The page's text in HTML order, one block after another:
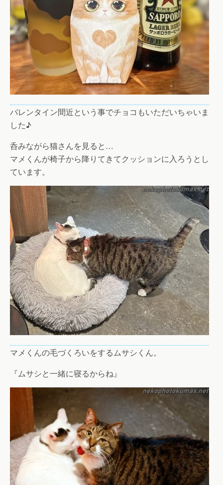
バレンタイン間近という事でチョコもいただいちゃいま
した♪
呑みながら猫さんを見ると…
マメくんが椅子から降りてきてクッションに入ろうとし
ています。
マメくんの毛づくろいをするムサシくん。
『ムサシと一緒に寝るからね』